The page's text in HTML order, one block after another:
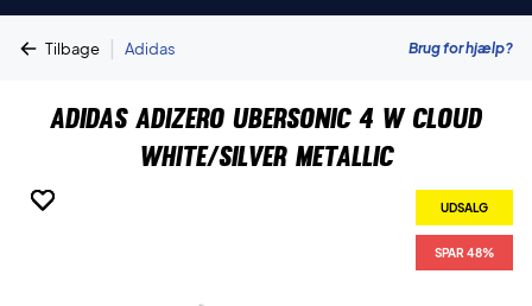
Tilbage | Adidas Brug for hjælp?
Adidas Adizero Ubersonic 4 W Cloud
White/Silver Metallic
UDSALG
SPAR 48%
UDSALG
SPAR 48%
UDSALG
SPAR 48%
UDSALG
SPAR 48%